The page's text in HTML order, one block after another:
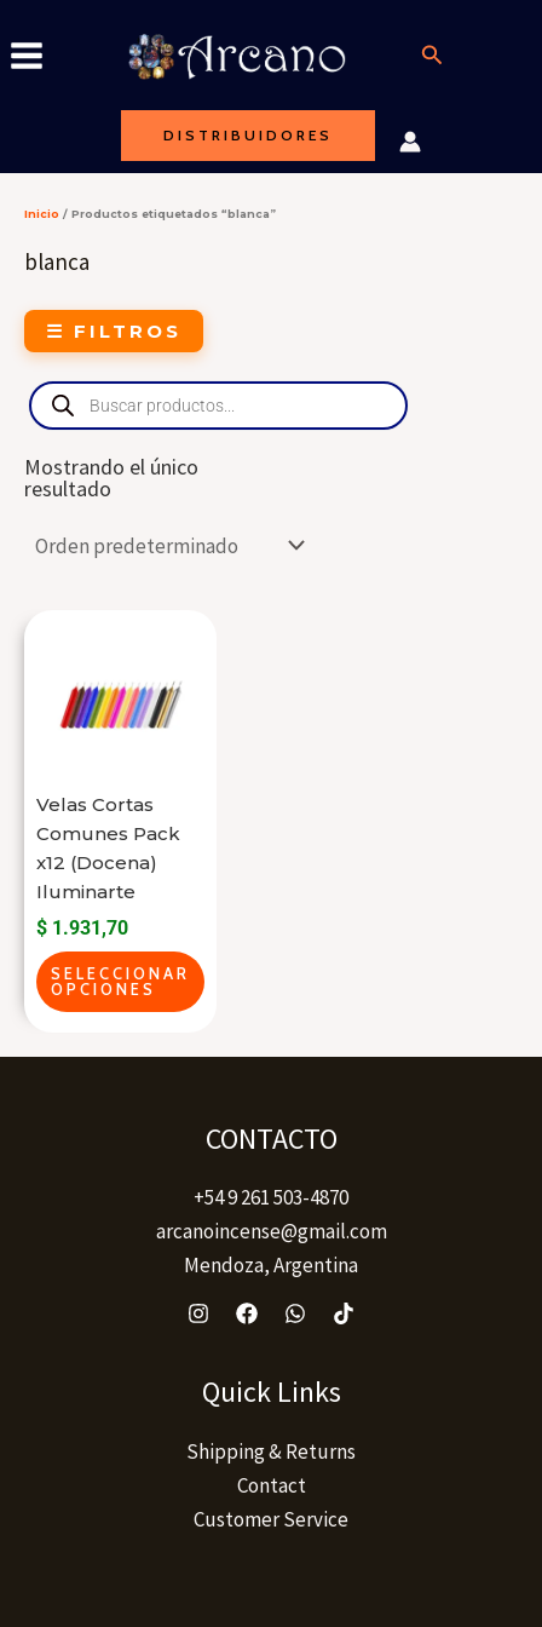
al
Buscar
DISTRIBUIDORES
Inicio / Productos etiquetados “blanca”
blanca
☰ FILTROS
Products
search
Mostrando el único
resultado
Velas Cortas
Comunes Pack
x12 (Docena)
Iluminarte
$ 1.931,70
SELECCIONAR
OPCIONES
tiene
varias
Las
opciones
se
pueden
elegir
en
la
CONTACTO
+54 9 261 503-4870
arcanoincense@gmail.com
Mendoza, Argentina
Quick Links
Shipping & Returns
Contact
Customer Service